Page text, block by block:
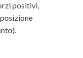
positivi,